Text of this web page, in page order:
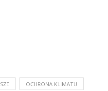
OCHRONA KLIMATU